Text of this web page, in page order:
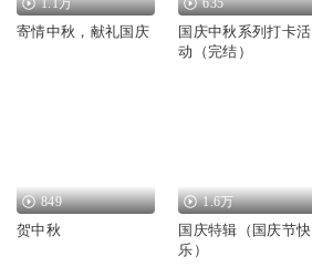
1.1万
寄情中秋，献礼国庆
635
国庆中秋系列打卡活
动（完结）
849
贺中秋
1.6万
国庆特辑（国庆节快
乐）